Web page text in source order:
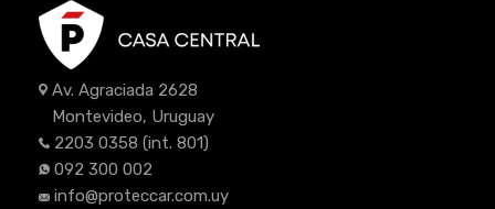
Av. Agraciada 2628
Montevideo, Uruguay
2203 0358 (int. 801)
092 300 002
info@proteccar.com.uy